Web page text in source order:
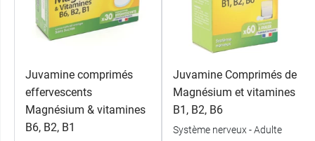
Juvamine comprimés
effervescents
Magnésium & vitamines
B6, B2, B1
Juvamine Comprimés de
Magnésium et vitamines
B1, B2, B6
Système nerveux - Adulte